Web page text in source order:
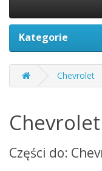
Kategorie
Chevrolet
Części do: